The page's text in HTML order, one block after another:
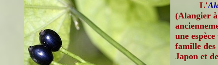
L'
(Alangier
une
famille
Japon et